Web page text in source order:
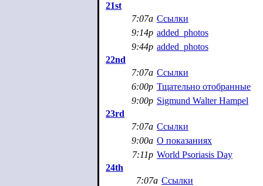
21st
7:07a Ссылки
9:14p added_photos
9:44p added_photos
22nd
7:07a Ссылки
6:00p Тщательно отобранные
9:00p Sigmund Walter Hampel
23rd
7:07a Ссылки
9:00a О показаниях
7:11p World Psoriasis Day
24th
7:07a Ссылки